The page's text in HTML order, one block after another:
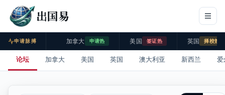
出国易
申请脉搏 加拿大 申请热 美国 签证热 英国 择校热
论坛 加拿大 美国 英国 澳大利亚 新西兰 爱